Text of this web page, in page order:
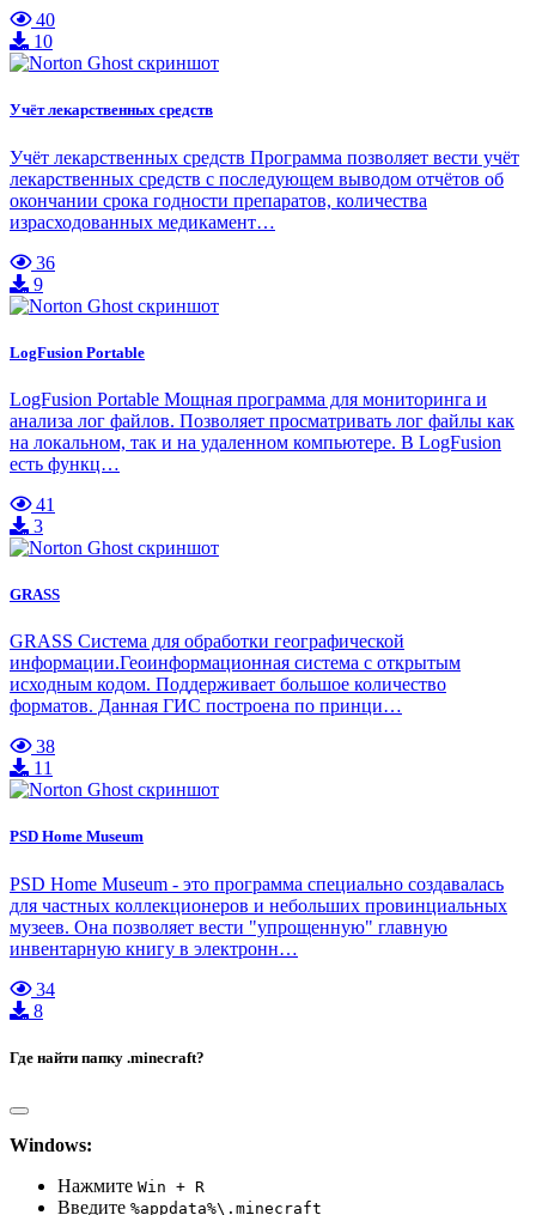
40
10
Учёт лекарственных средств
Учёт лекарственных средств Программа позволяет вести учёт
лекарственных средств с последующем выводом отчётов об
окончании срока годности препаратов, количества
израсходованных медикамент…
36
9
LogFusion Portable
LogFusion Portable Мощная программа для мониторинга и
анализа лог файлов. Позволяет просматривать лог файлы как
на локальном, так и на удаленном компьютере. В LogFusion
есть функц…
41
3
GRASS
GRASS Система для обработки географической
информации.Геоинформационная система с открытым
исходным кодом. Поддерживает большое количество
форматов. Данная ГИС построена по принци…
38
11
PSD Home Museum
PSD Home Museum - это программа специально создавалась
для частных коллекционеров и небольших провинциальных
музеев. Она позволяет вести "упрощенную" главную
инвентарную книгу в электронн…
34
8
Где найти папку .minecraft?
Windows:
Нажмите Win + R
Введите %appdata%\.minecraft